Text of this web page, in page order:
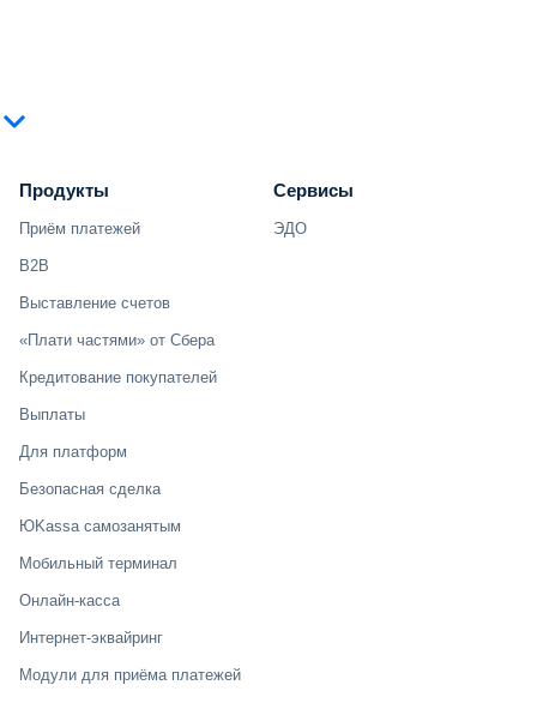
Продукты
Приём платежей
B2B
Выставление счетов
«Плати частями» от Сбера
Кредитование покупателей
Выплаты
Для платформ
Безопасная сделка
ЮKassa самозанятым
Мобильный терминал
Онлайн-касса
Интернет-эквайринг
Модули для приёма платежей
Сервисы
ЭДО